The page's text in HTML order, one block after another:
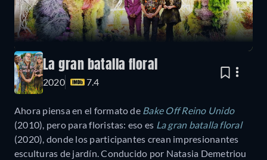
La gran batalla floral
2020 7.4
Ahora piensa en el formato de Bake Off Reino Unido
(2010), pero para floristas: eso es La gran batalla floral
(2020), donde los participantes crean impresionantes
esculturas de jardín. Conducido por Natasia Demetriou